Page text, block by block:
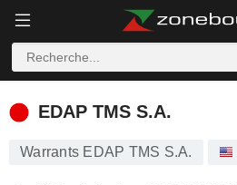
EDAP TMS S.A.
EDAP TMS S.A.
Warrants EDAP TMS S.A.